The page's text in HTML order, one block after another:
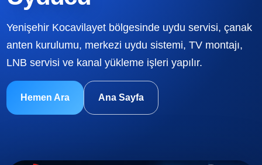
Yenişehir Kocavilayet bölgesinde uydu servisi, çanak
anten kurulumu, merkezi uydu sistemi, TV montajı,
LNB servisi ve kanal yükleme işleri yapılır.
Hemen Ara Ana Sayfa